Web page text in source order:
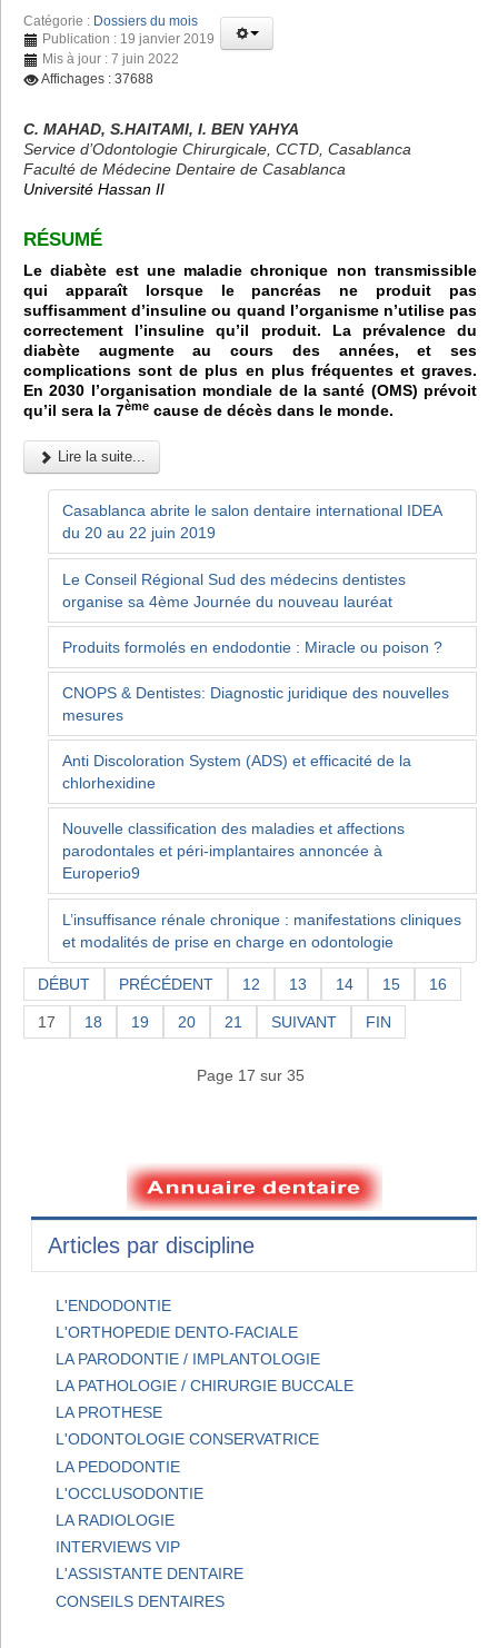
Catégorie : Dossiers du mois
Publication : 19 janvier 2019
Mis à jour : 7 juin 2022
Affichages : 37688
C. MAHAD, S.HAITAMI, I. BEN YAHYA
Service d’Odontologie Chirurgicale, CCTD, Casablanca
Faculté de Médecine Dentaire de Casablanca
Université Hassan II
RÉSUMÉ
Le diabète est une maladie chronique non transmissible
qui apparaît lorsque le pancréas ne produit pas
suffisamment d’insuline ou quand l’organisme n’utilise pas
correctement l’insuline qu’il produit. La prévalence du
diabète augmente au cours des années, et ses
complications sont de plus en plus fréquentes et graves.
En 2030 l’organisation mondiale de la santé (OMS) prévoit
qu’il sera la 7ème cause de décès dans le monde.
Lire la suite...
Casablanca abrite le salon dentaire international IDEA
du 20 au 22 juin 2019
Le Conseil Régional Sud des médecins dentistes
organise sa 4ème Journée du nouveau lauréat
Produits formolés en endodontie : Miracle ou poison ?
CNOPS & Dentistes: Diagnostic juridique des nouvelles
mesures
Anti Discoloration System (ADS) et efficacité de la
chlorhexidine
Nouvelle classification des maladies et affections
parodontales et péri-implantaires annoncée à
Europerio9
L’insuffisance rénale chronique : manifestations cliniques
et modalités de prise en charge en odontologie
DÉBUT PRÉCÉDENT 12 13 14 15 16
17 18 19 20 21 SUIVANT FIN
Page 17 sur 35
Articles par discipline
L'ENDODONTIE
L'ORTHOPEDIE DENTO-FACIALE
LA PARODONTIE / IMPLANTOLOGIE
LA PATHOLOGIE / CHIRURGIE BUCCALE
LA PROTHESE
L'ODONTOLOGIE CONSERVATRICE
LA PEDODONTIE
L'OCCLUSODONTIE
LA RADIOLOGIE
INTERVIEWS VIP
L'ASSISTANTE DENTAIRE
CONSEILS DENTAIRES